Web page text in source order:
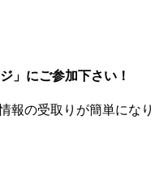
」にご参加下さい！
報の受取りが簡単になり